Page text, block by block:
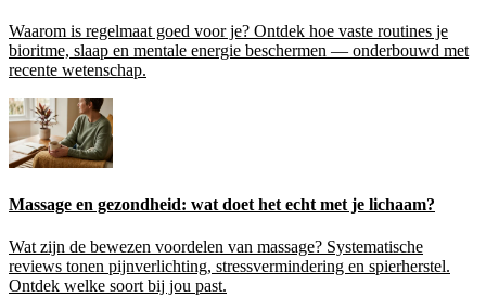
Waarom is regelmaat goed voor je? Ontdek hoe vaste routines je
bioritme, slaap en mentale energie beschermen — onderbouwd met
recente wetenschap.
Massage en gezondheid: wat doet het echt met je lichaam?
Wat zijn de bewezen voordelen van massage? Systematische
reviews tonen pijnverlichting, stressvermindering en spierherstel.
Ontdek welke soort bij jou past.